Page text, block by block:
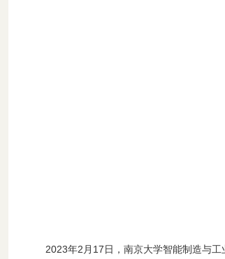
2023年2 月 17日，南京大学智能制造与